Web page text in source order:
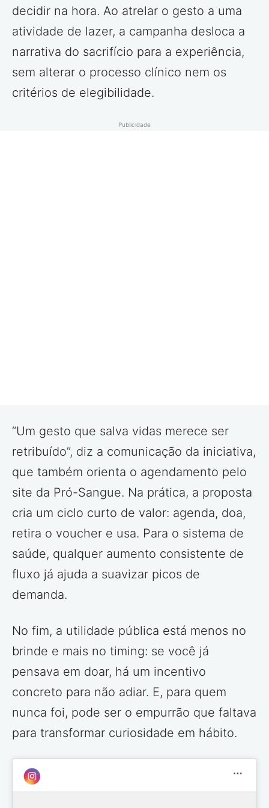
decidir na hora. Ao atrelar o gesto a uma
atividade de lazer, a campanha desloca a
narrativa do sacrifício para a experiência,
sem alterar o processo clínico nem os
critérios de elegibilidade.
Publicidade
“Um gesto que salva vidas merece ser
retribuído”, diz a comunicação da iniciativa,
que também orienta o agendamento pelo
site da Pró-Sangue. Na prática, a proposta
cria um ciclo curto de valor: agenda, doa,
retira o voucher e usa. Para o sistema de
saúde, qualquer aumento consistente de
fluxo já ajuda a suavizar picos de
demanda.
No fim, a utilidade pública está menos no
brinde e mais no timing: se você já
pensava em doar, há um incentivo
concreto para não adiar. E, para quem
nunca foi, pode ser o empurrão que faltava
para transformar curiosidade em hábito.